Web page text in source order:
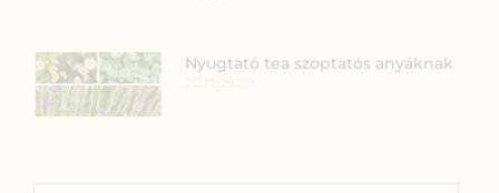
Nyugtató tea szoptatós anyáknak